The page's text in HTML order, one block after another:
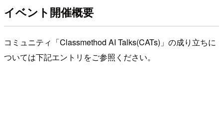
イベント開催概要
コミュニティ「Classmethod AI Talks(CATs)」の成り立ちに
ついては下記エントリをご参照ください。